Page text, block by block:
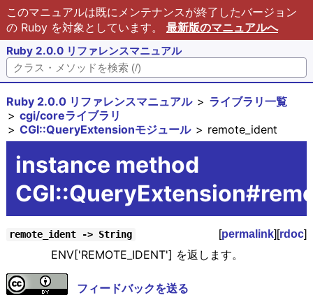
このマニュアルは既にメンテナンスが終了したバージョン
の Ruby を対象としています。 最新版のマニュアルへ
Ruby 2.0.0 リファレンスマニュアル
Ruby 2.0.0 リファレンスマニュアル
ライブラリ一覧
cgi/coreライブラリ
CGI::QueryExtensionモジュール
remote_ident
instance method
remote_ident -> String [permalink][rdoc]
ENV['REMOTE_IDENT'] を返します。
フィードバックを送る